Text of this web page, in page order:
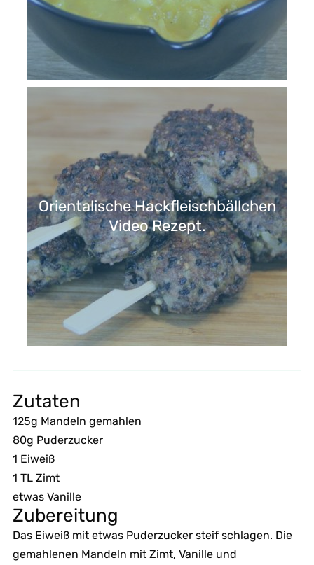
Orientalische Hackfleischbällchen
Video Rezept.
Zutaten
125g Mandeln gemahlen
80g Puderzucker
1 Eiweiß
1 TL Zimt
etwas Vanille
Zubereitung
Das Eiweiß mit etwas Puderzucker steif schlagen. Die
gemahlenen Mandeln mit Zimt, Vanille und